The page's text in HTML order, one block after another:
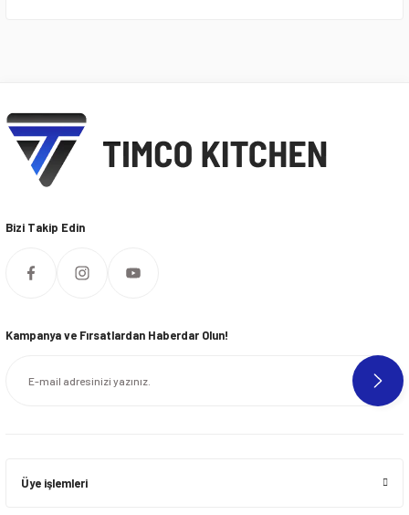
Bizi Takip Edin
Kampanya ve Fırsatlardan Haberdar Olun!
Üye işlemleri